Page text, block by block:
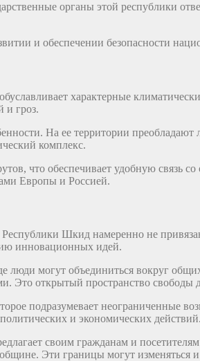
органы этой республики
и обеспечении безопасности
характерные
и гроз.
На ее территории
комплекс.
что обеспечивает удобную связь
Европы и Россией.
Шкид намеренно не
инновационных идей.
люди могут объединиться вокруг
открытый пространство свободы
подразумевает неограниченные
и экономических действий.
своим гражданам и
Эти границы могут изменяться